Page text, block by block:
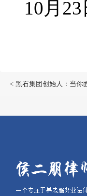
10 月 23
< 黑石集团创始人：当你